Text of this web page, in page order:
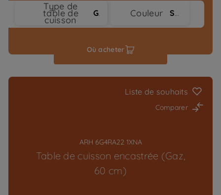
Type de
table de
cuisson
Couleur Stainless Steel
Où acheter
Liste de souhaits
Comparer
ARH 6G4RA22 1XNA
Table de cuisson encastrée (Gaz,
60 cm)